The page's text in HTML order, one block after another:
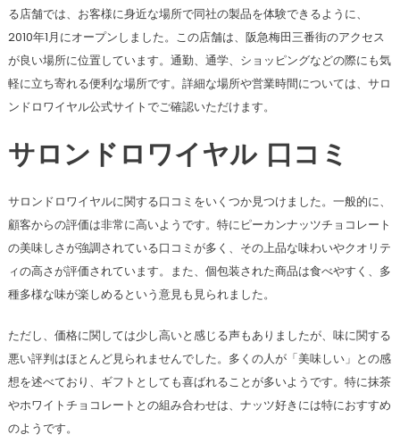
る店舗では、お客様に身近な場所で同社の製品を体験できるように、
2010年1月にオープンしました。この店舗は、阪急梅田三番街のアクセス
が良い場所に位置しています。通勤、通学、ショッピングなどの際にも気
軽に立ち寄れる便利な場所です。詳細な場所や営業時間については、サロ
ンドロワイヤル公式サイトでご確認いただけます。
サロンドロワイヤル 口コミ
サロンドロワイヤルに関する口コミをいくつか見つけました。一般的に、
顧客からの評価は非常に高いようです。特にピーカンナッツチョコレート
の美味しさが強調されている口コミが多く、その上品な味わいやクオリテ
ィの高さが評価されています。また、個包装された商品は食べやすく、多
種多様な味が楽しめるという意見も見られました。
ただし、価格に関しては少し高いと感じる声もありましたが、味に関する
悪い評判はほとんど見られませんでした。多くの人が「美味しい」との感
想を述べており、ギフトとしても喜ばれることが多いようです。特に抹茶
やホワイトチョコレートとの組み合わせは、ナッツ好きには特におすすめ
のようです​​​​​​。